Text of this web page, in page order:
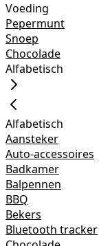
Voeding
Pepermunt
Snoep
Chocolade
Alfabetisch
Alfabetisch
Aansteker
Auto-accessoires
Badkamer
Balpennen
BBQ
Bekers
Bluetooth tracker